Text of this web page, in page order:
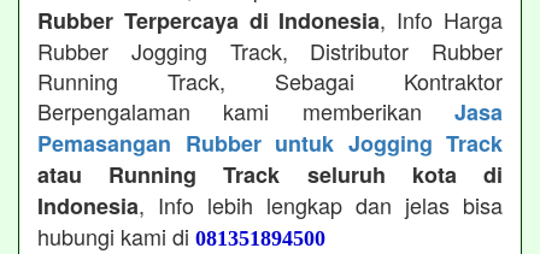
Rubber Terpercaya di Indonesia, Info Harga
Rubber Jogging Track, Distributor Rubber
Running Track, Sebagai Kontraktor
Berpengalaman kami memberikan Jasa
Pemasangan Rubber untuk Jogging Track
atau Running Track seluruh kota di
Indonesia, Info lebih lengkap dan jelas bisa
hubungi kami di 081351894500